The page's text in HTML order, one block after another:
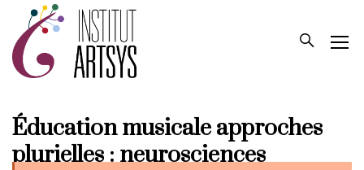
Éducation musicale approches
plurielles : neurosciences